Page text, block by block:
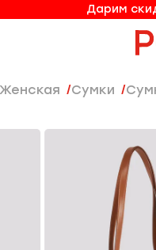
Дарим
женская Сумки